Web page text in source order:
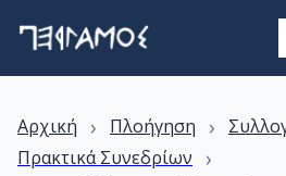
Αρχική › Πλοήγηση ›
Πρακτικά Συνεδρίων ›